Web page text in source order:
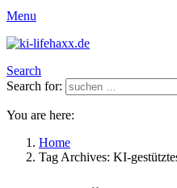
Menu
Search
Search for:
You are here:
Home
Tag Archives: KI-